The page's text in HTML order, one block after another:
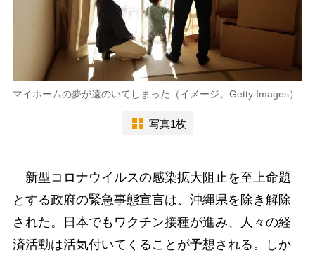
マイホームの夢が遠のいてしまった（イメージ。Getty Images）
写真1枚
新型コロナウイルスの感染拡大阻止を至上命題
とする政府の緊急事態宣言は、沖縄県を除き解除
された。日本でもワクチン接種が進み、人々の経
済活動は活気付いてくることが予想される。しか